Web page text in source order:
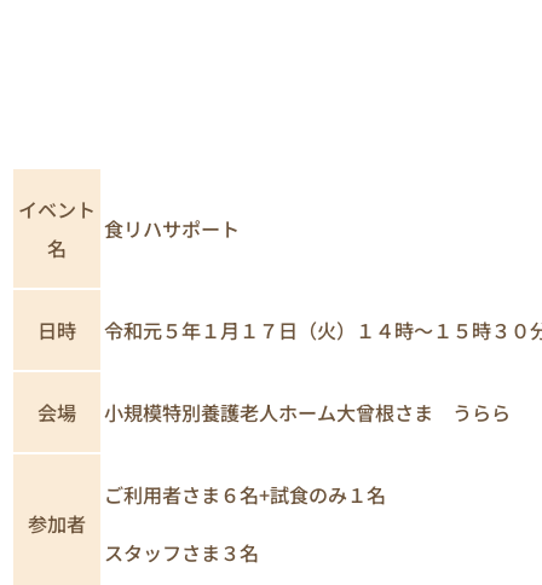
イベント
名
食リハサポート
日時 令和元５年１月１７日（火）１４時～１５時３０
会場 小規模特別養護老人ホーム大曾根さま うらら
参加者
ご利用者さま６名+試食のみ１名
スタッフさま３名